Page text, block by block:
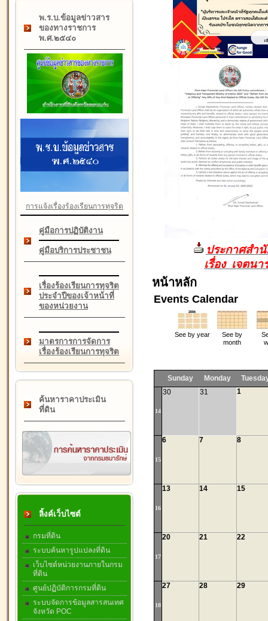
พ.ร.บ.ข้อมูลข่าวสาร
ของทางราชการ
พ.ศ.๒๕๔๐
การแจ้งเรื่องร้องเรียนการทุจริต
คู่มือการปฏิบัติงาน
คู่มือบริการประชาชน
เรื่องร้องเรียนการทุจริต
ประจำปีของเจ้าหน้าที่
ของหน่วยงาน
มาตรการการจัดการ
เรื่องร้องเรียนการทุจริต
ค้นหาราคาประเมิน
ที่ดิน
ลิ้งค์เว็บไซต์
กรมที่ดิน
ระบบค้นหารูปแปลงที่ดิน
เว็บไซต์หน่วยงานภายในกรม
ที่ดิน
ศูนย์ปฏิบัติการกรมที่ดิน
ระบบจัดการข้อมูลสารสนเทศ
จังหวัด POC
ประกาศสำ
เรื่อง เจตน
หน้าหลัก
Events Calendar
See by year
See by
month
Sunday Monday
14
30 31 1
15
6 7 8
16
13 14 15
17
20 21 22
18
27 28 29